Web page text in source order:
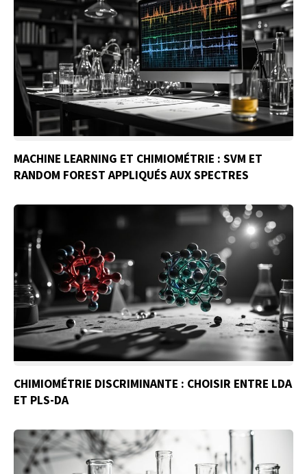
MACHINE LEARNING ET CHIMIOMÉTRIE : SVM ET
RANDOM FOREST APPLIQUÉS AUX SPECTRES
CHIMIOMÉTRIE DISCRIMINANTE : CHOISIR ENTRE LDA
ET PLS-DA